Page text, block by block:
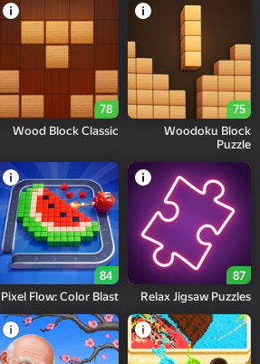
75
Woodoku Block
Puzzle
78
Wood Block Classic
87
Relax Jigsaw Puzzles
84
Pixel Flow: Color Blast